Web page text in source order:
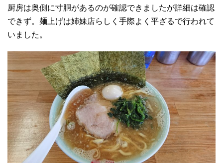
厨房は奥側に寸胴があるのが確認できましたが詳細は確認
できず。麺上げは姉妹店らしく手際よく平ざるで行われて
いました。